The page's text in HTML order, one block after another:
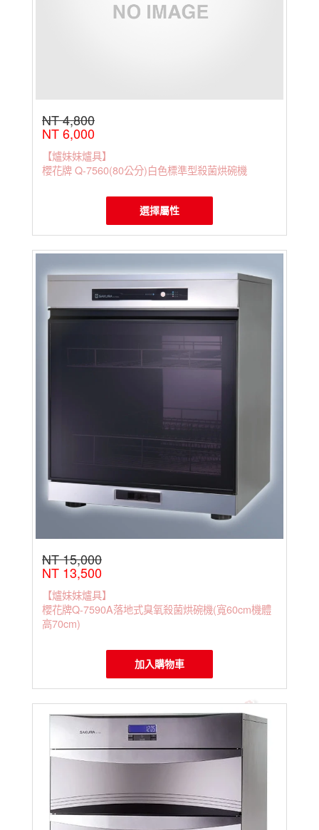
NT 4,800
NT 6,000
【爐妹妹爐具】
櫻花牌 Q-7560(80公分)白色標準型殺菌烘碗機
選擇屬性
NT 15,000
NT 13,500
【爐妹妹爐具】
櫻花牌Q-7590A落地式臭氧殺菌烘碗機(寬60cm機體
高70cm)
加入購物車